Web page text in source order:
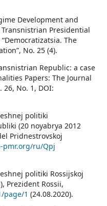
Development and
Presidential
The
No. 25 (4).
Republic: a case
Papers: The Journal
No. 1, DOI:
politiki
(20 noyabrya 2012
Pridnestrovskoj
pmr.org/ru/Qpj
politiki Rossijskoj
Prezident Rossii,
page/1 (24.08.2020).